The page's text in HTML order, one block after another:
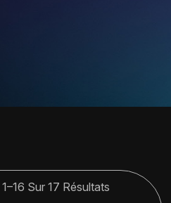
Sur 17 Résultats